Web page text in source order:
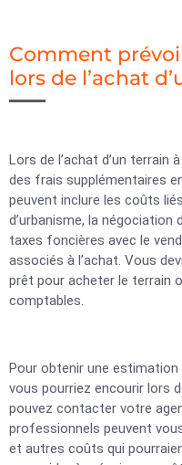
Comment
lors de l’achat
Lors de l’achat d’un terrain
des frais supplémentaires
peuvent inclure les coûts
d’urbanisme, la négociation
taxes foncières avec le
associés à l’achat. Vous
prêt pour acheter le terrain
comptables.
Pour obtenir une
vous pourriez encourir lors
pouvez contacter votre
professionnels peuvent
et autres coûts qui